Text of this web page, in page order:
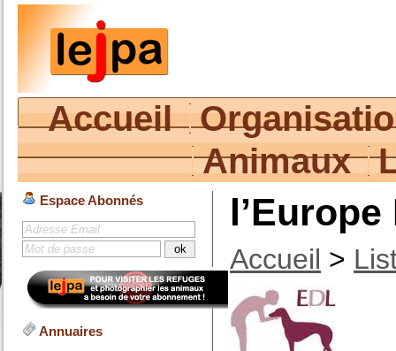
Accueil
Animaux
Espace Abonnés
Annuaires
Accueil >